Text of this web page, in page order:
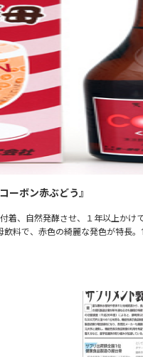
ーボン赤ぶどう』
着、自然発酵させ、１年以上かけ
料で、赤色の綺麗な発色が特長